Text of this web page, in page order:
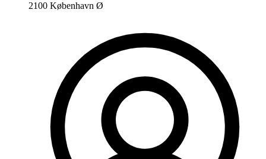
2100 København Ø